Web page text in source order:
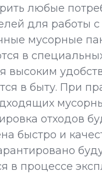
любые
для работы
мусорные
в
высоким
в быту. При
отходов
быстро и
в процессе